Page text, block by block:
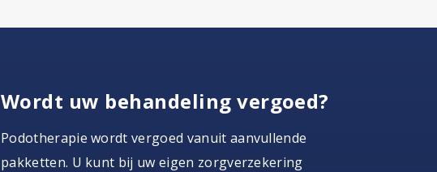
Wordt uw behandeling vergoed?
Podotherapie wordt vergoed vanuit aanvullende
pakketten. U kunt bij uw eigen zorgverzekering